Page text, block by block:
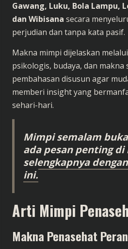
Gawang, Luku, Bola Lampu,
dan Wibisana secara
perjudian dan tanpa kata pasif.
Makna mimpi dijelaskan
psikologis, budaya, dan makna
pembahasan disusun agar
memberi insight yang
sehari-hari.
Mimpi semalam
ada pesan penting
selengkapnya
ini.
Arti Mimpi
Makna Penasehat